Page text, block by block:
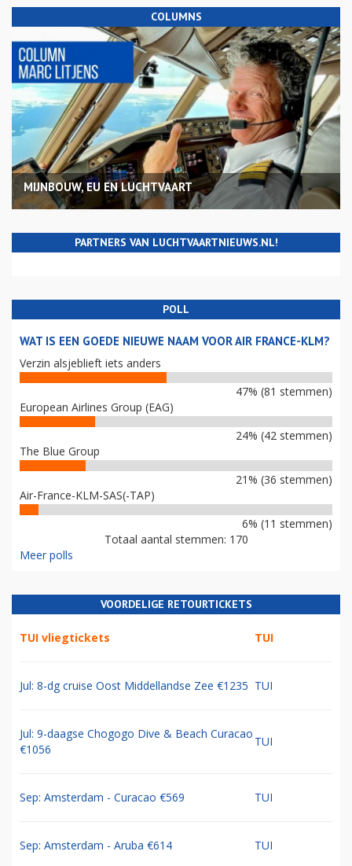
COLUMNS
MIJNBOUW, EU EN LUCHTVAART
PARTNERS VAN LUCHTVAARTNIEUWS.NL!
POLL
WAT IS EEN GOEDE NIEUWE NAAM VOOR AIR FRANCE-KLM?
Verzin alsjeblieft iets anders
47% (81 stemmen)
European Airlines Group (EAG)
24% (42 stemmen)
The Blue Group
21% (36 stemmen)
Air-France-KLM-SAS(-TAP)
6% (11 stemmen)
Totaal aantal stemmen: 170
Meer polls
VOORDELIGE RETOURTICKETS
TUI vliegtickets TUI
Jul: 8-dg cruise Oost Middellandse Zee €1235 TUI
Jul: 9-daagse Chogogo Dive & Beach Curacao
€1056
TUI
Sep: Amsterdam - Curacao €569 TUI
Sep: Amsterdam - Aruba €614 TUI